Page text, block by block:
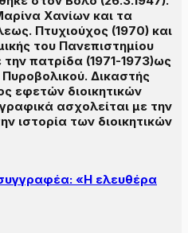
Χανίων και τα
Πτυχιούχος (1970) και
του Πανεπιστημίου
πατρίδα (1971-1973)ως
Δικαστής
εφετών διοικητικών
ασχολείται με την
ιστορία των διοικητικών
«Η ελευθέρα